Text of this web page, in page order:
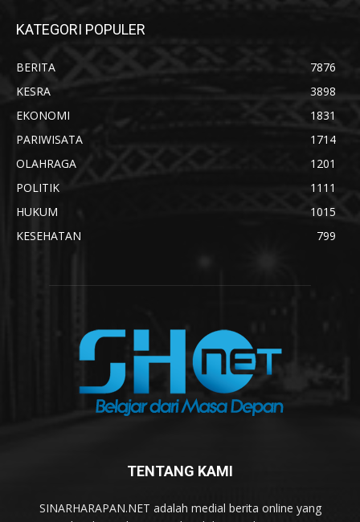
KATEGORI POPULER
BERITA
7876
KESRA
3898
EKONOMI
1831
PARIWISATA
1714
OLAHRAGA
1201
POLITIK
1111
HUKUM
1015
KESEHATAN
799
TENTANG KAMI
SINARHARAPAN.NET adalah medial berita online yang